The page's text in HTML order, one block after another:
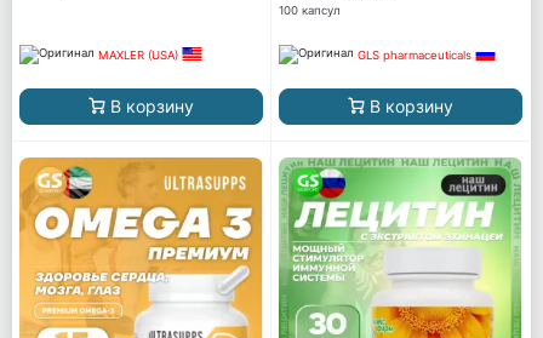
MAXLER (USA)
В корзину
100 капсул
GLS pharmaceuticals
В корзину